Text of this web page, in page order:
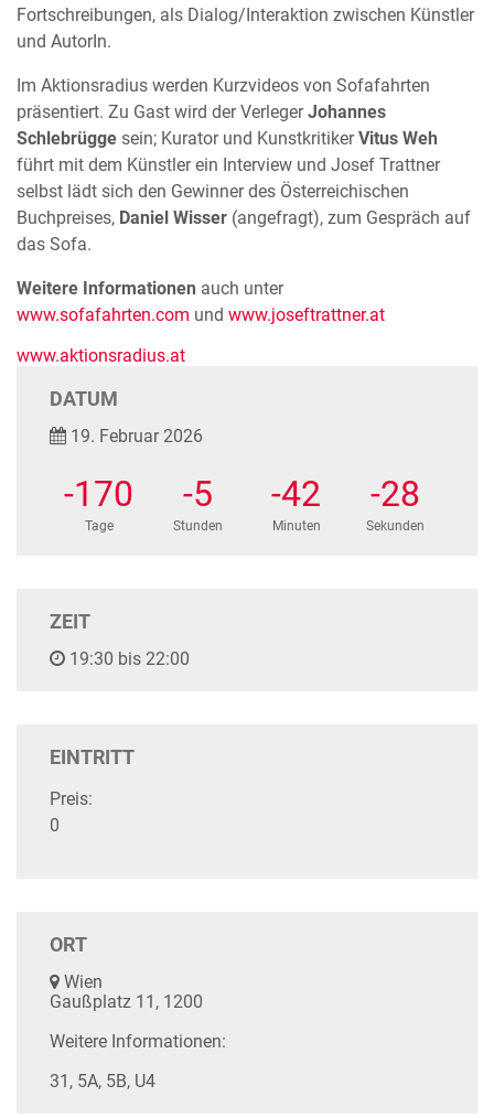
Fortschreibungen, als Dialog/Interaktion zwischen Künstler
und AutorIn.
Im Aktionsradius werden Kurzvideos von Sofafahrten
präsentiert. Zu Gast wird der VerlegerJohannes
Schlebrügge sein; Kurator und KunstkritikerVitus Weh
führt mit dem Künstler ein Interview und Josef Trattner
selbst lädt sich den Gewinner des Österreichischen
Buchpreises, Daniel Wisser (angefragt), zum Gespräch auf
das Sofa.
Weitere Informationen auch unter
www.sofafahrten.com und www.joseftrattner.at
www.aktionsradius.at
DATUM
19. Februar 2026
-170
Tage
-5
Stunden
-42
Minuten
-29
Sekunden
ZEIT
19:30 bis 22:00
EINTRITT
Preis:
0
ORT
Wien
Gaußplatz 11, 1200
Weitere Informationen:
31, 5A, 5B, U4